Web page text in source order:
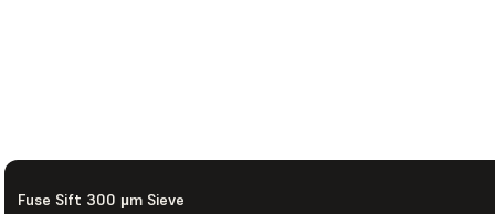
Fuse Sift 300 µm Sieve